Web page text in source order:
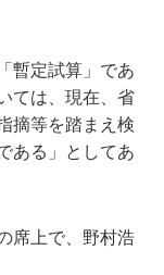
暫定試算」であ
ては、現在、省
摘等を踏まえ検
ある」としてあ
席上で、野村浩